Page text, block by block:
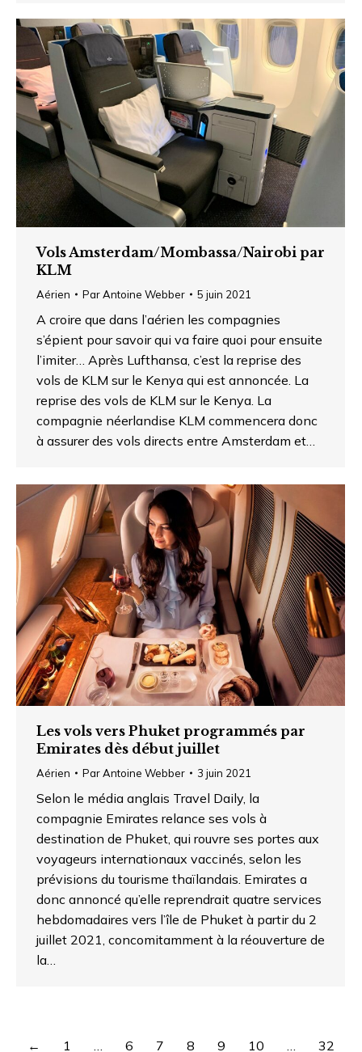
Vols Amsterdam/Mombassa/Nairobi par
KLM
Aérien ParAntoine Webber 5 juin 2021
A croire que dans l’aérien les compagnies
s’épient pour savoir qui va faire quoi pour ensuite
l’imiter… Après Lufthansa, c’est la reprise des
vols de KLM sur le Kenya qui est annoncée. La
reprise des vols de KLM sur le Kenya. La
compagnie néerlandise KLM commencera donc
à assurer des vols directs entre Amsterdam et…
Les vols vers Phuket programmés par
Emirates dès début juillet
Aérien ParAntoine Webber 3 juin 2021
Selon le média anglais Travel Daily, la
compagnie Emirates relance ses vols à
destination de Phuket, qui rouvre ses portes aux
voyageurs internationaux vaccinés, selon les
prévisions du tourisme thaïlandais. Emirates a
donc annoncé qu’elle reprendrait quatre services
hebdomadaires vers l’île de Phuket à partir du 2
juillet 2021, concomitamment à la réouverture de
la…
← 1 6 7 8 9 10 32